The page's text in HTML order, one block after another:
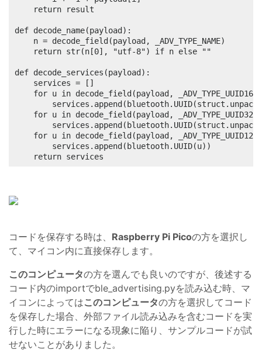
    return result
def decode_name(payload):
    n = decode_field(payload, _ADV_TYPE_NAME)
    return str(n[0], "utf-8") if n else ""
def decode_services(payload):
    services = []
for u in decode_field(payload,
for u in decode_field(payload,
for u in decode_field(payload,
        services.append(bluetooth.UUID(u))
    return services
コードを保存する時は、 Raspberry Pi Picoの方を選択し
て、マイコン内に直接保存します。
このコンピュータの方を選んでも良いのですが、後述する
コード内のimportでble_advertising.pyを読み込む時、マ
イコンによってはこのコンピュータの方を選択してコード
を保存した場合、外部ファイル読み込みを含むコードを実
行した時にエラーになる現象に陥り、サンプルコードが試
せないことがありました。